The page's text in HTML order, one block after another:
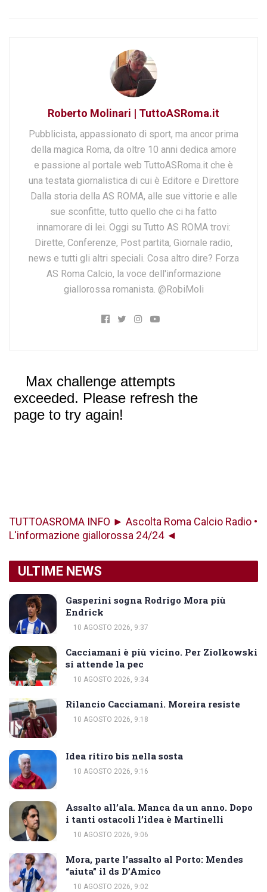
Roberto Molinari | TuttoASRoma.it
Pubblicista, appassionato di sport, ma ancor prima
della magica Roma, da oltre 10 anni dedica amore
e passione al portale web TuttoASRoma.it che è
una testata giornalistica di cui è Editore e Direttore
Dalla storia della AS ROMA, alle sue vittorie e alle
sue sconfitte, tutto quello che ci ha fatto
innamorare di lei. Oggi su Tutto AS ROMA trovi:
Dirette, Conferenze, Post partita, Giornale radio,
news e tutti gli altri speciali. Cosa altro dire? Forza
AS Roma Calcio, la voce dell'informazione
giallorossa romanista. @RobiMoli
TUTTOASROMA INFO ► Ascolta Roma Calcio Radio •
L'informazione giallorossa 24/24 ◄
ULTIME NEWS
Gasperini sogna Rodrigo Mora più
Endrick
10 AGOSTO 2026, 9:37
Cacciamani è più vicino. Per Ziolkowski
si attende la pec
10 AGOSTO 2026, 9:34
Rilancio Cacciamani. Moreira resiste
10 AGOSTO 2026, 9:18
Idea ritiro bis nella sosta
10 AGOSTO 2026, 9:16
Assalto all’ala. Manca da un anno. Dopo
i tanti ostacoli l’idea è Martinelli
10 AGOSTO 2026, 9:06
Mora, parte l’assalto al Porto: Mendes
“aiuta” il ds D’Amico
10 AGOSTO 2026, 9:02